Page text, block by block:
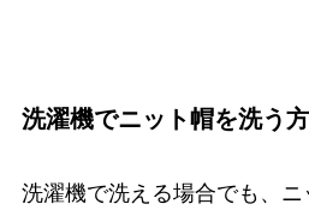
洗濯機でニット帽を洗う
洗濯機で洗える場合でも、ニ